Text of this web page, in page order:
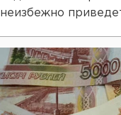
неизбежно